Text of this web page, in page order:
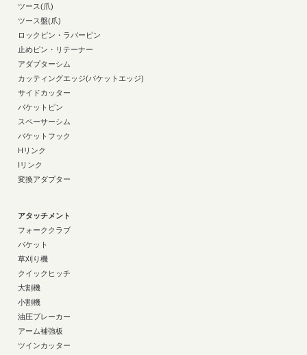
ツース(爪)
ツース盤(爪)
ロックピン・ラバーピン
止めピン・リテーナー
アダプターシム
カッティングエッジ(バケットエッジ)
サイドカッター
バケットピン
スペーサーシム
バケットフック
Hリンク
Iリンク
変換アダプター
アタッチメント
フォーククラブ
バケット
草刈り機
クイックヒッチ
大割機
小割機
油圧ブレーカー
アーム補強板
ツインカッター